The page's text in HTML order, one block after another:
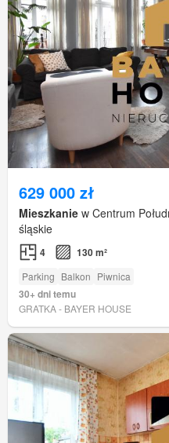
629 000 zł
Mieszkanie w Centrum
śląskie
4 130 m²
Parking Balkon Piwnica
30+ dni temu
GRATKA - BAYER HOUSE